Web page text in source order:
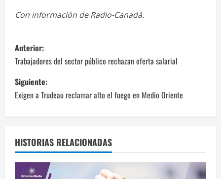
Con información de Radio-Canadá.
N
a
v
e
a
c
Anterior:
Trabajadores del sector público rechazan oferta salarial
Siguiente:
Exigen a Trudeau reclamar alto el fuego en Medio Oriente
HISTORIAS RELACIONADAS